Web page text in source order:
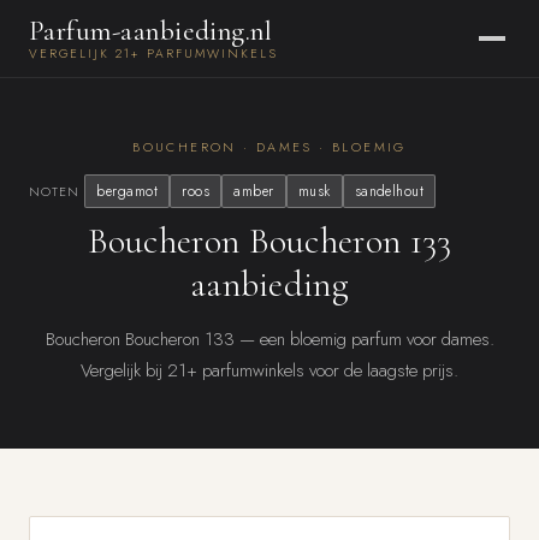
Parfum-aanbieding.nl
VERGELIJK 21+ PARFUMWINKELS
BOUCHERON · DAMES · BLOEMIG
NOTEN bergamot roos amber musk sandelhout
Boucheron Boucheron 133
aanbieding
Boucheron Boucheron 133 — een bloemig parfum voor dames.
Vergelijk bij 21+ parfumwinkels voor de laagste prijs.